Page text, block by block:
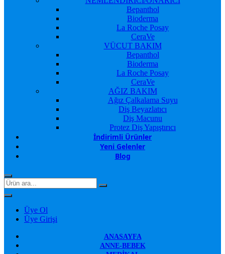
Bepanthol
Bioderma
La Roche Posay
CeraVe
VÜCUT BAKIM
Bepanthol
Bioderma
La Roche Posay
CeraVe
AĞIZ BAKIM
Ağız Çalkalama Suyu
Diş Beyazlatıcı
Diş Macunu
Protez Diş Yapıştırıcı
İndirimli Ürünler
Yeni Gelenler
Blog
Üye Ol
Üye Girişi
ANASAYFA
ANNE-BEBEK